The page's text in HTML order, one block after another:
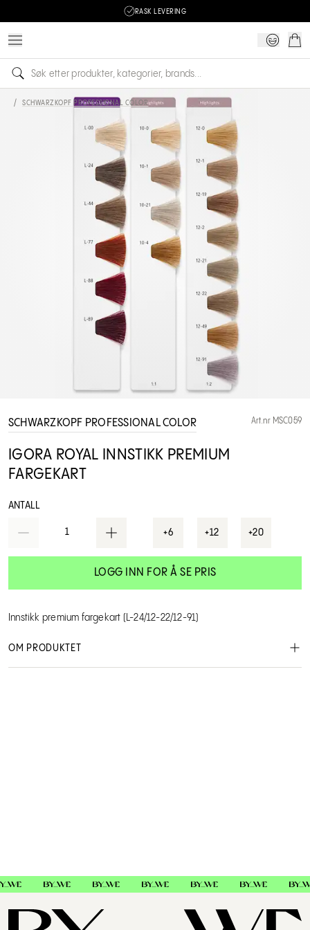
RASK LEVERING
/ SCHWARZKOPF PROFESSIONAL COLOR
SCHWARZKOPF PROFESSIONAL COLOR Art.nr MSC059
IGORA ROYAL INNSTIKK PREMIUM
FARGEKART
ANTALL
1 +6 +12 +20
LOGG INN FOR Å SE PRIS
Innstikk premium fargekart (L-24/12-22/12-91)
OM PRODUKTET